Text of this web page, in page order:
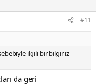
#11
ilgili bir bilginiz
da geri